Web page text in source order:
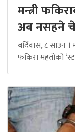
मन्त्री
अब नसहने
बर्दिवास, ८ साउन
फकिरा महतोको